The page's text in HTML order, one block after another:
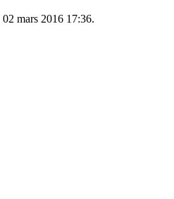
02 mars 2016 17:36.